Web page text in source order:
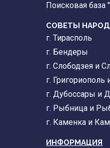
Поисковая
СОВЕТЫ
г. Тирасполь
г. Бендеры
г. Слободзея и
г. Григориополь
г. Дубоссары и
г. Рыбница и
г. Каменка и
ИНФОРМАЦИЯ